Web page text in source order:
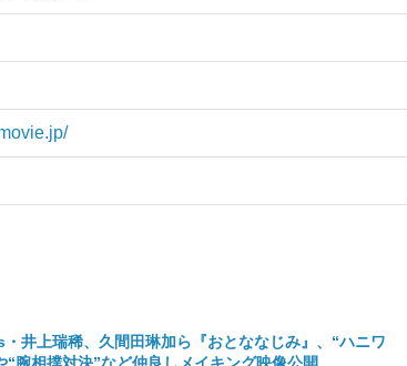
井上瑞稀、久間田琳加ら『おとななじみ』、“ハニワ